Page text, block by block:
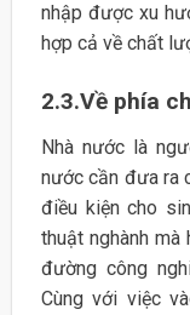
nhập được xu
hợp cả về chất
2.3.Về phía
Nhà nước là
nước cần đưa ra
điều kiện cho
thuật nghành
đường công
Cùng với việc